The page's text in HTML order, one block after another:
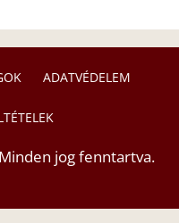
ADATVÉDELEM
jog fenntartva.